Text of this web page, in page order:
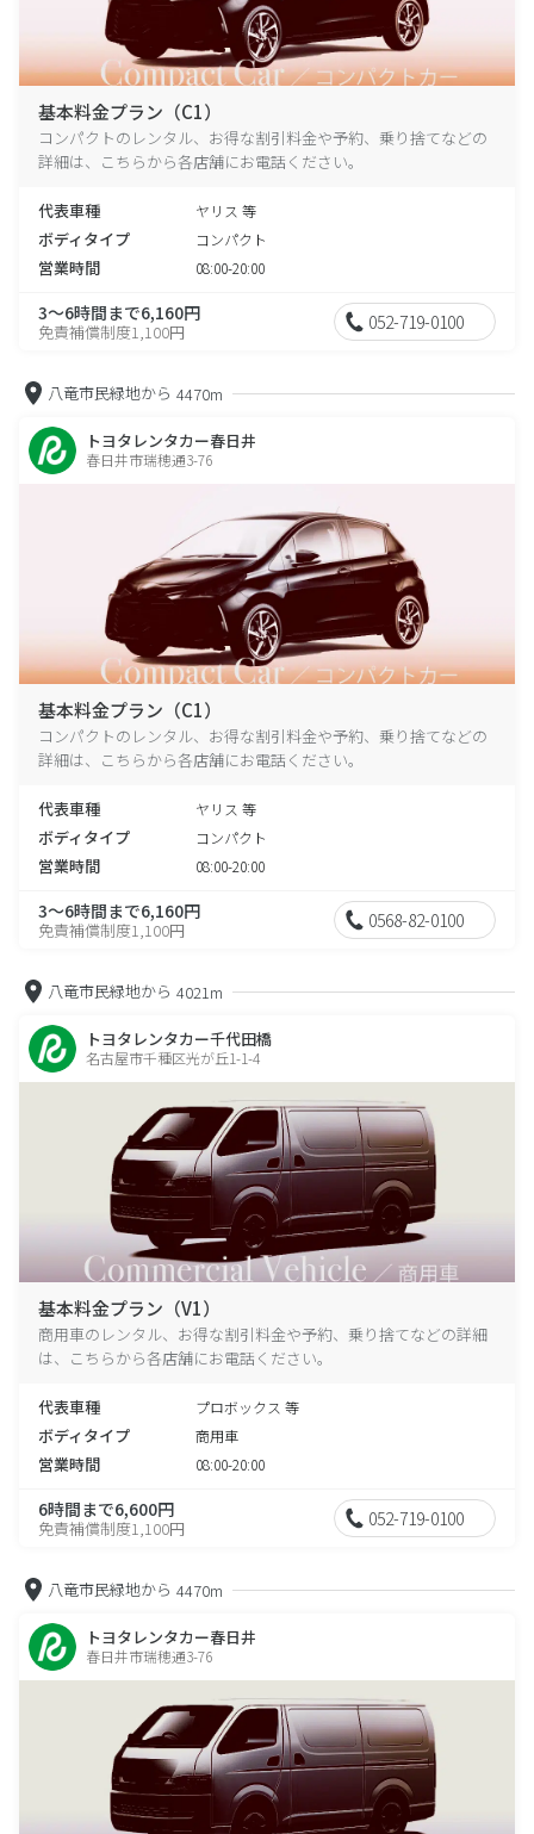
基本料金プラン（C1）
コンパクトのレンタル、お得な割引料金や予約、乗り捨てなどの
詳細は、こちらから各店舗にお電話ください。
代表車種 ヤリス 等
ボディタイプ コンパクト
営業時間 08:00-20:00
3～6時間まで6,160円
免責補償制度1,100円 052-719-0100
八竜市民緑地から 4470m
トヨタレンタカー春日井
春日井市瑞穂通3-76
基本料金プラン（C1）
コンパクトのレンタル、お得な割引料金や予約、乗り捨てなどの
詳細は、こちらから各店舗にお電話ください。
代表車種 ヤリス 等
ボディタイプ コンパクト
営業時間 08:00-20:00
3～6時間まで6,160円
免責補償制度1,100円 0568-82-0100
八竜市民緑地から 4021m
トヨタレンタカー千代田橋
名古屋市千種区光が丘1-1-4
基本料金プラン（V1）
商用車のレンタル、お得な割引料金や予約、乗り捨てなどの詳細
は、こちらから各店舗にお電話ください。
代表車種 プロボックス 等
ボディタイプ 商用車
営業時間 08:00-20:00
6時間まで6,600円
免責補償制度1,100円 052-719-0100
八竜市民緑地から 4470m
トヨタレンタカー春日井
春日井市瑞穂通3-76